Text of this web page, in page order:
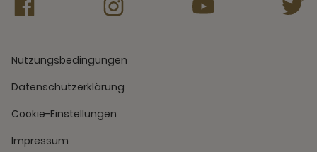
Nutzungsbedingungen
Datenschutzerklärung
Cookie-Einstellungen
Impressum